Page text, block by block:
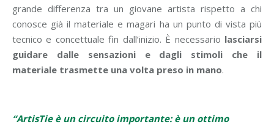
grande differenza tra un giovane artista rispetto a chi
conosce già il materiale e magari ha un punto di vista più
tecnico e concettuale fin dall’inizio. È necessario lasciarsi
guidare dalle sensazioni e dagli stimoli che il
materiale trasmette una volta preso in mano.
“ArtisTie è un circuito importante: è un ottimo